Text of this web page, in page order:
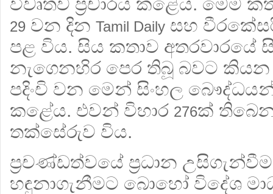
29 වන දින Tamil Daily සහ
පළ විය. සිය කතාව අතරවාරයේ
නැගෙනහිර පෙර තිබූ බවට කියන
පදිංචි වන මෙන් සිංහල
කළේය. එවන් විහාර 276ක්
තක්සේරුව විය.
ප්‍රචණ්ඩත්වයේ ප්‍රධාන
හඳුනාගැනීමට බොහෝ විදේශ